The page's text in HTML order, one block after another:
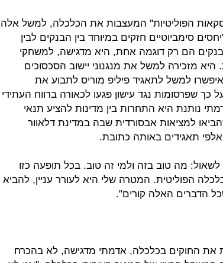
הפוליטיות" המעצבות את הכלכלה, למשל אלה
סימביוטיים חזקים במיוחד בין הבנקים לבין
הם רק דוגמה אחת, היא מדגישה, למשחקי
מזכירה למשל את מנגנוני יישוב הסכסוכים
למשל לתאגיד פיליפ מוריס לתבוע את
כך שפרסומות נגד עישון פגעו לכאורה ברווח העתידי
נותנת היא התחרות בין מדינות להציע תנאי
למציאות אבסורדית שבה במדינת דלאוור
תאגידים באותה כתובת.
לשאול: מה טוב בזה ולמי זה טוב. בכל תופעה כזו
הפוליטית. המטרה שלי היא לעורר עניין, להביא
הדברים האלה קורים".
החוקים בכלכלה, אדמתי מדגישה, לא בהכרח